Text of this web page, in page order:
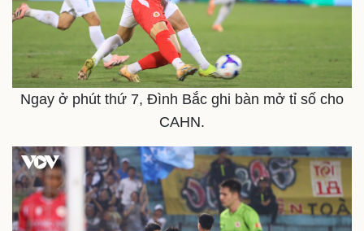
Kinh tế
Bất động sản
Khởi nghiệp
Thị trường
Giá vàng
Tiêu dùng
Tỷ giá
Chứng khoán
Ngay ở phút thứ 7, Đình Bắc ghi bàn mở tỉ số cho
CAHN.